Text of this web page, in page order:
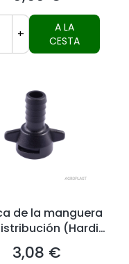
+
A LA
CESTA
de la manguera
(Hardi
Sistema)
Precio
3,08 €